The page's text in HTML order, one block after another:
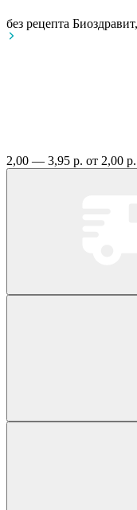
без рецепта
2,00 — 3,95 р. от 2,00 р.